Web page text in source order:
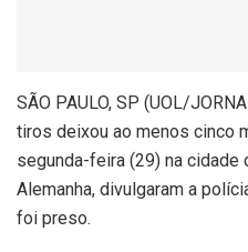
SÃO PAULO, SP (UOL/
tiros deixou ao menos cinco
segunda-feira (29) na cidade
Alemanha, divulgaram a
foi preso.